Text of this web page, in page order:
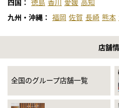
四国： 徳島 香川 愛媛 高知
九州・沖縄： 福岡 佐賀 長崎 熊本
店舗
全国のグループ店舗一覧